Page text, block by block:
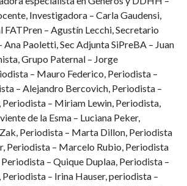
Investigadora – Carla Gaudensi,
FATPren – Agustín Lecchi, Secretario
Ana Paoletti, Sec Adjunta SiPreBA – Juan
Grupo Paternal – Jorge
– Mauro Federico, Periodista –
– Alejandro Bercovich, Periodista –
– Miriam Lewin, Periodista,
de la Esma – Luciana Peker,
Periodista – Marta Dillon, Periodista
Periodista – Marcelo Rubio, Periodista
– Quique Duplaa, Periodista –
– Irina Hauser, periodista –